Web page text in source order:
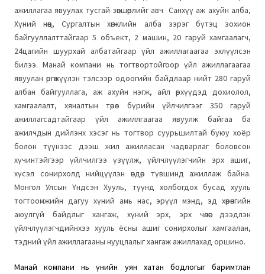
ажиллагаа явуулах тусгай зөвшөөрлийг авч Санхүү аж ахуйн алба,
Хүний нөөц, Сургалтын хөгжлийн алба зэрэг бүтэц зохион
байгууллалттайгаар 5 объект, 2 машин, 20 гаруй хамгаалагч,
24цагийн шуурхай албатайгаар үйл ажиллагаагаа эхлүүлсэн
билээ. Манай компани нь тогтвортойгоор үйл ажиллагаагаа
явуулан өргөжүүлэн тэлсээр одоогийн байдлаар нийт 280 гаруй
албан байгууллага, аж ахуйн нэгж, айл өрхүүдэд дохиолол,
хамгаалалт, хяналтын төрөл бүрийн үйлчилгээг 350 гаруй
ажиллагсадтайгаар үйл ажиллгаагаа явуулж байгаа ба
ажилчдын дийлэнх хэсэг нь тогтвор суурьшилтай буюу хоёр
болон түүнээс дээш жил ажилласан чадварлаг боловсон
хүчинтэйгээр үйлчилгээ үзүүлж, үйлчлүүлэгчийн эрх ашиг,
хүсэл сонирхолд нийцүүлэн өндөр түвшинд ажиллаж байна.
Монгол Улсын Үндсэн Хууль, түүнд холбогдох бусад хууль
тогтоомжийн дагуу хүний амь нас, эрүүл мэнд, эд хөрөнгийн
аюулгүй байдлыг хангаж, хүний эрх, эрх чөлөөг дээдлэн
үйлчлүүлэгчдийнхээ хууль ёсны ашиг сонирхолыг хамгаалан,
тэдний үйл ажиллагааны нууцлалыг хангаж ажиллахад оршино.
Манай компани нь үнийн уян хатан бодлогыг баримтлан